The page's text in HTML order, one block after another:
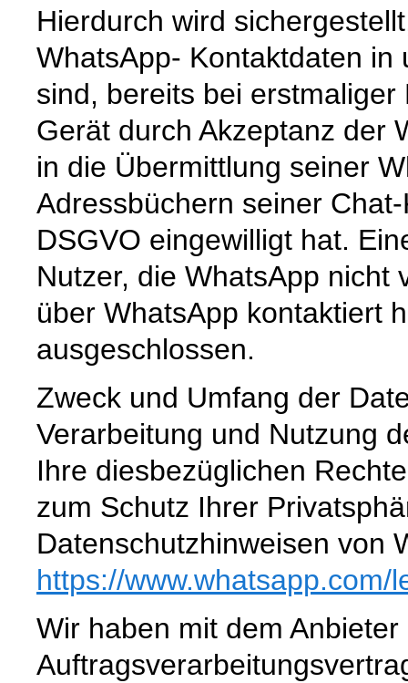
Hierdurch wird
WhatsApp- Kontaktdaten in
sind, bereits bei
Gerät durch Akzeptanz der
in die Übermittlung seiner
Adressbüchern seiner
DSGVO eingewilligt hat.
Nutzer, die WhatsApp nicht
über WhatsApp kontaktiert
ausgeschlossen.
Zweck und Umfang der
Verarbeitung und Nutzung
Ihre diesbezüglichen
zum Schutz Ihrer
Datenschutzhinweisen von
https://www.whatsapp.com/
Wir haben mit dem Anbieter